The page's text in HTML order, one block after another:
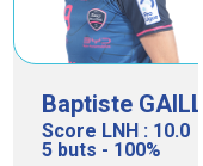
Baptiste
Score LNH : 10.0
5 buts - 100%